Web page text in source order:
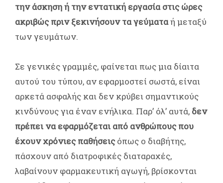
την άσκηση ή την εντατική εργασία στις ώρες
ακριβώς πριν ξεκινήσουν τα γεύματαή μεταξύ
των γευμάτων.
Σε γενικές γραμμές, φαίνεται πως μια δίαιτα
αυτού του τύπου, αν εφαρμοστεί σωστά, είναι
αρκετά ασφαλής και δεν κρύβει σημαντικούς
κινδύνους για έναν ενήλικα. Παρ’ όλ’ αυτά, δεν
πρέπει να εφαρμόζεται από ανθρώπους που
έχουν χρόνιες παθήσειςόπως ο διαβήτης,
πάσχουν από διατροφικές διαταραχές,
λαβαίνουν φαρμακευτική αγωγή, βρίσκονται